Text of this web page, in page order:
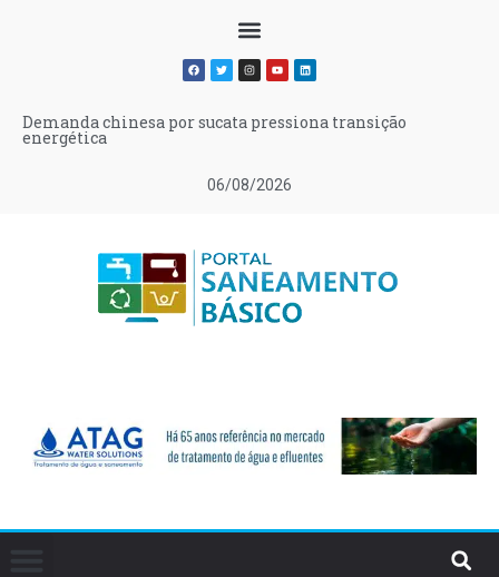
06/08/2026
Demanda chinesa por sucata pressiona transição
energética